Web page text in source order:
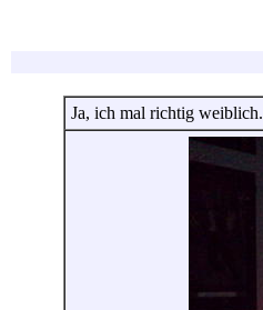
Ja, ich mal richtig weiblich.